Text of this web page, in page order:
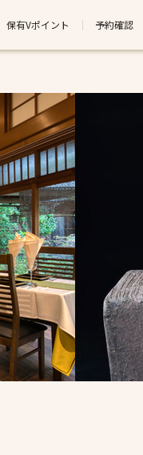
保有Vポイント 予約確認